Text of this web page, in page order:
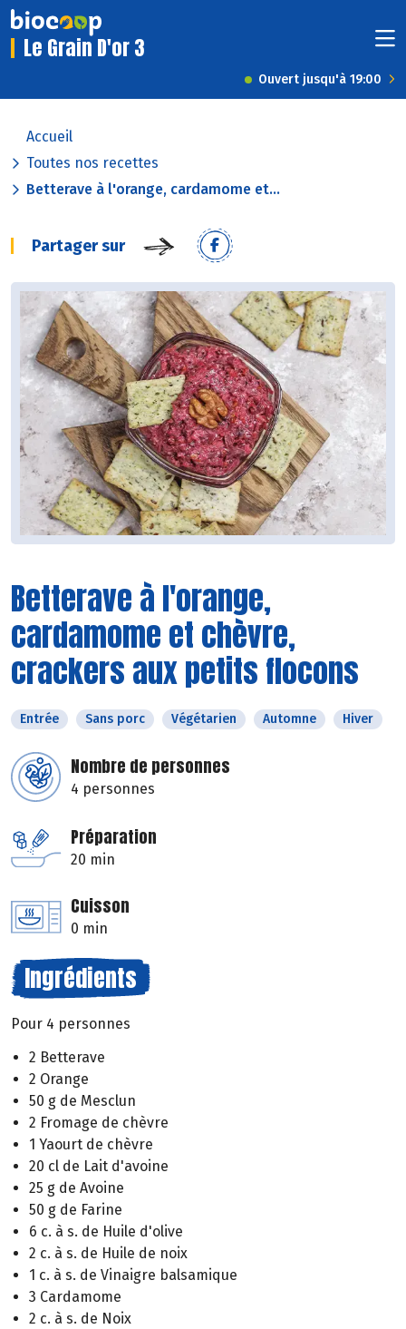
Le Grain D'or 3
Ouvert jusqu'à 19:00
Accueil
Toutes nos recettes
Betterave à l'orange, cardamome et...
Partager sur
Betterave à l'orange,
cardamome et chèvre,
crackers aux petits flocons
Entrée Sans porc Végétarien Automne Hiver
Nombre de personnes
4 personnes
Préparation
20 min
Cuisson
0 min
Ingrédients
Pour 4 personnes
2 Betterave
2 Orange
50 g de Mesclun
2 Fromage de chèvre
1 Yaourt de chèvre
20 cl de Lait d'avoine
25 g de Avoine
50 g de Farine
6 c. à s. de Huile d'olive
2 c. à s. de Huile de noix
1 c. à s. de Vinaigre balsamique
3 Cardamome
2 c. à s. de Noix